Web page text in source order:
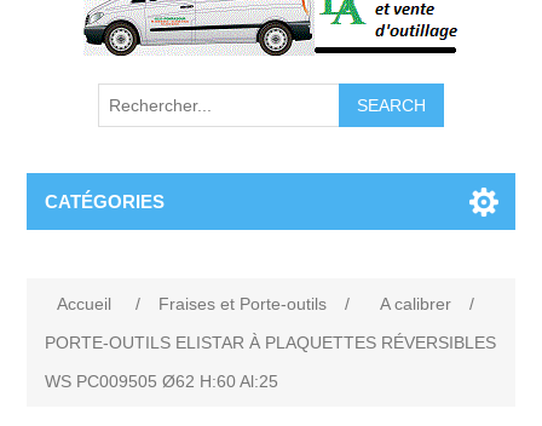
CATÉGORIES
Accueil / Fraises et Porte-outils / A calibrer
/
PORTE-OUTILS ELISTAR À PLAQUETTES RÉVERSIBLES
WS PC009505 Ø62 H:60 Al:25